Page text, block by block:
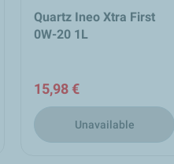
Quartz Ineo Xtra First
0W-20 1L
15,98 €
Unavailable